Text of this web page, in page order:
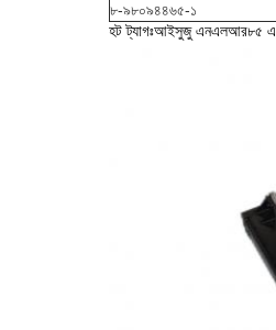
৮-৯৮০৯৪৪৬৫-১
হট ট্যাগঃআইসুজু এনএলআর৮৫